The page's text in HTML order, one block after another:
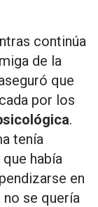
continúa
de la
que
por los
.
tenía
había
en
se quería